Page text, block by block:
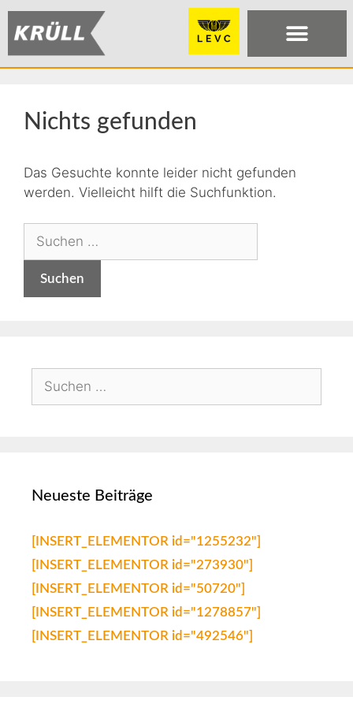
Nichts gefunden
Das Gesuchte konnte leider nicht gefunden
werden. Vielleicht hilft die Suchfunktion.
Neueste Beiträge
[INSERT_ELEMENTOR id="1255232"]
[INSERT_ELEMENTOR id="273930"]
[INSERT_ELEMENTOR id="50720"]
[INSERT_ELEMENTOR id="1278857"]
[INSERT_ELEMENTOR id="492546"]